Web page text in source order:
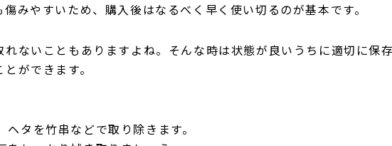
みやすいため、購入後はなるべく早く使い切るのが基本です。
ないこともありますよね。そんな時は状態が良いうちに適切に保
ができます。
タを竹串などで取り除きます。